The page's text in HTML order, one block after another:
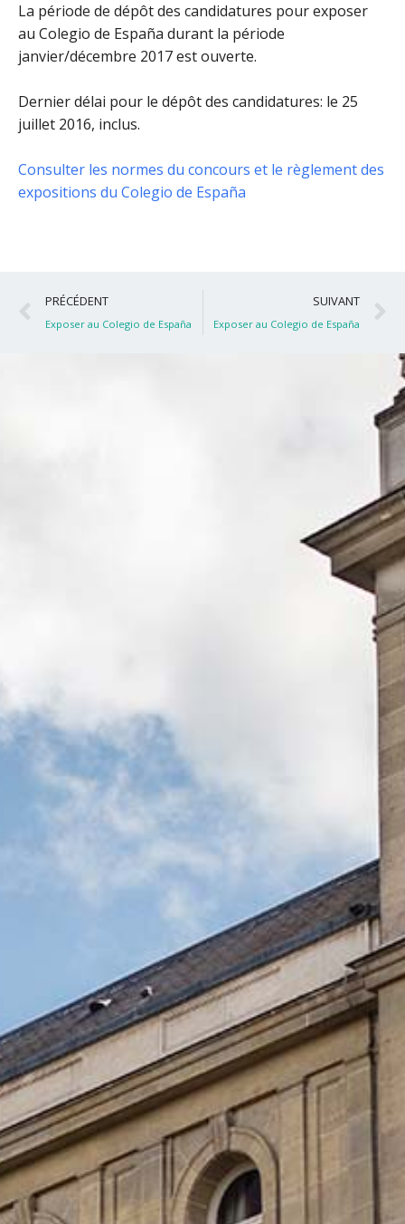
La période de dépôt des candidatures pour exposer
au Colegio de España durant la période
janvier/décembre 2017 est ouverte.
Dernier délai pour le dépôt des candidatures: le 25
juillet 2016, inclus.
Consulter les normes du concours et le règlement des
expositions du Colegio de España
Précédent
PRÉCÉDENT
Exposer au Colegio de España
SUIVANT
Exposer au Colegio de España